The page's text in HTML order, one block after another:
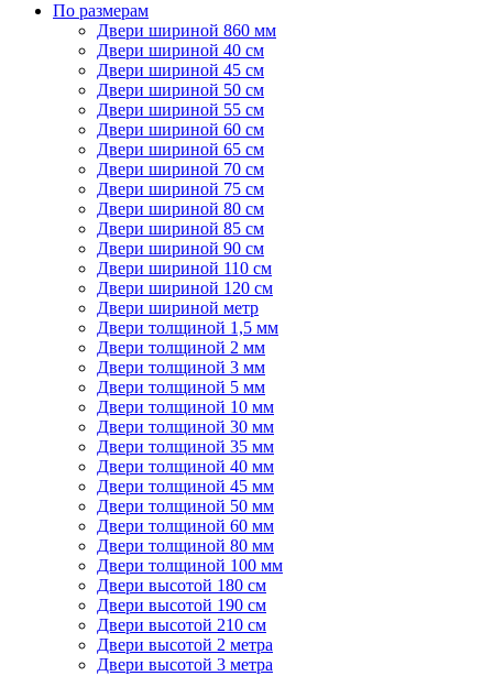
По размерам
Двери шириной 860 мм
Двери шириной 40 см
Двери шириной 45 см
Двери шириной 50 см
Двери шириной 55 см
Двери шириной 60 см
Двери шириной 65 см
Двери шириной 70 см
Двери шириной 75 см
Двери шириной 80 см
Двери шириной 85 см
Двери шириной 90 см
Двери шириной 110 см
Двери шириной 120 см
Двери шириной метр
Двери толщиной 1,5 мм
Двери толщиной 2 мм
Двери толщиной 3 мм
Двери толщиной 5 мм
Двери толщиной 10 мм
Двери толщиной 30 мм
Двери толщиной 35 мм
Двери толщиной 40 мм
Двери толщиной 45 мм
Двери толщиной 50 мм
Двери толщиной 60 мм
Двери толщиной 80 мм
Двери толщиной 100 мм
Двери высотой 180 см
Двери высотой 190 см
Двери высотой 210 см
Двери высотой 2 метра
Двери высотой 3 метра